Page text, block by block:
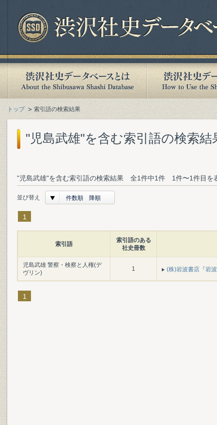
トップ 索引語の検索結果
"児島武雄"を含む索引語の検索結
"児島武雄"を含む索引語の検索結果 全1件中1件 1件〜1件目を
並び替え 件数順 降順
1
索引語
索引語のある
社史冊数
児島武雄 警察・検察と人権(デ
ヴリン)
1 (株)岩波書店『岩
1